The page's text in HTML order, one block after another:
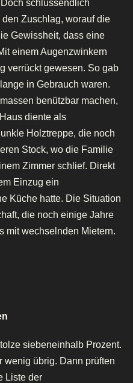
schlussendlich
Zuschlag, worauf die
Gewissheit, dass eine
einem Augenzwinkern
verrückt gewesen. So gab
in Gebrauch waren.
benützbar machen,
diente als
Holztreppe, die noch
Stock, wo die Familie
Zimmer schlief. Direkt
Einzug ein
Küche hatte. Die Situation
die noch einige Jahre
mit wechselnden Mietern.
siebeneinhalb Prozent.
wenig übrig. Dann prüften
Liste der